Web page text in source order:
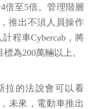
倍至5倍。管理階層
推出不須人員操作
程車Cybercab，將
為200萬輛以上。
拉的法說會可以看
未來，電動車推出